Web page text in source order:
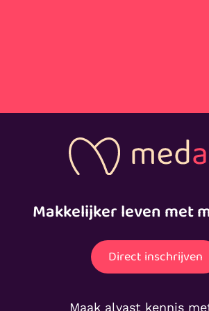
Makkelijker leven met
Direct inschrijven
Maak alvast kennis